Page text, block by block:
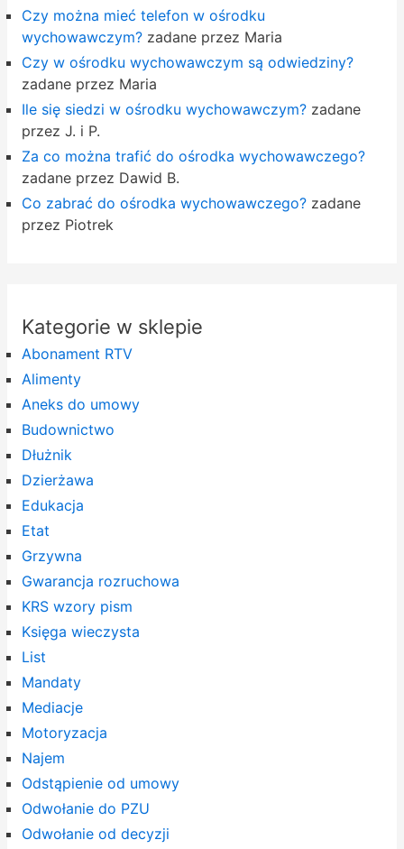
Czy można mieć telefon w ośrodku
wychowawczym?zadane przez Maria
Czy w ośrodku wychowawczym są odwiedziny?
zadane przez Maria
Ile się siedzi w ośrodku wychowawczym?zadane
przez J. i P.
Za co można trafić do ośrodka wychowawczego?
zadane przez Dawid B.
Co zabrać do ośrodka wychowawczego?zadane
przez Piotrek
Kategorie w sklepie
Abonament RTV
Alimenty
Aneks do umowy
Budownictwo
Dłużnik
Dzierżawa
Edukacja
Etat
Grzywna
Gwarancja rozruchowa
KRS wzory pism
Księga wieczysta
List
Mandaty
Mediacje
Motoryzacja
Najem
Odstąpienie od umowy
Odwołanie do PZU
Odwołanie od decyzji